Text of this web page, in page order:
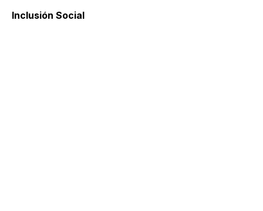
Inclusión Social